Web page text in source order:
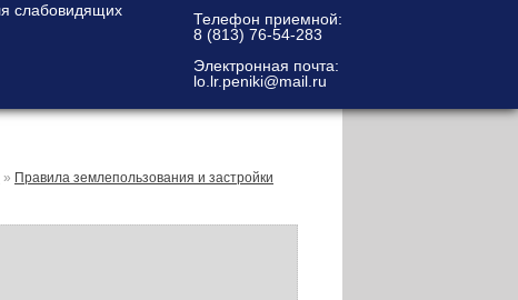
Телефон приемной:
8 (813) 76-54-283
Электронная почта:
lo.lr.peniki@mail.ru
» Правила землепользования и застройки